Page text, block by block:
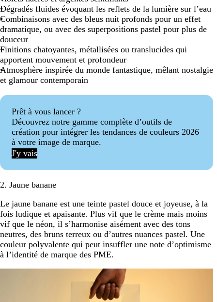
Dégradés fluides évoquant les reflets de la lumière sur l’eau
Combinaisons avec des bleus nuit profonds pour un effet
dramatique, ou avec des superpositions pastel pour plus de
douceur
Finitions chatoyantes, métallisées ou translucides qui
apportent mouvement et profondeur
Atmosphère inspirée du monde fantastique, mêlant nostalgie
et glamour contemporain
Prêt à vous lancer ?
Découvrez notre gamme complète d’outils de
création pour intégrer les tendances de couleurs 2026
à votre image de marque.
J'y vais
2. Jaune banane
Le jaune banane est une teinte pastel douce et joyeuse, à la
fois ludique et apaisante. Plus vif que le crème mais moins
vif que le néon, il s’harmonise aisément avec des tons
neutres, des bruns terreux ou d’autres nuances pastel. Une
couleur polyvalente qui peut insuffler une note d’optimisme
à l’identité de marque des PME.